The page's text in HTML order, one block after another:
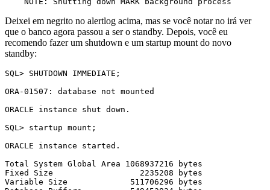
Deixei em negrito no alertlog acima, mas se você notar no irá ver
que o banco agora passou a ser o standby. Depois, você eu
recomendo fazer um shutdown e um startup mount do novo
standby:
SQL> SHUTDOWN IMMEDIATE;
ORA-01507: database not mounted
ORACLE instance shut down.
SQL> startup mount;
ORACLE instance started.
Total System Global Area 1068937216 bytes
Fixed Size                  2235208 bytes
Variable Size             511706296 bytes